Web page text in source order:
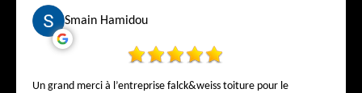
Smain Hamidou
Un grand merci à l’entreprise falck&weiss toiture pour le